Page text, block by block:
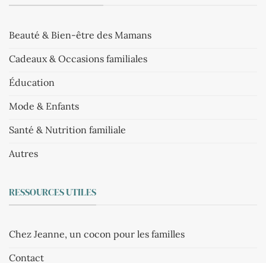
Beauté & Bien-être des Mamans
Cadeaux & Occasions familiales
Éducation
Mode & Enfants
Santé & Nutrition familiale
Autres
RESSOURCES UTILES
Chez Jeanne, un cocon pour les familles
Contact